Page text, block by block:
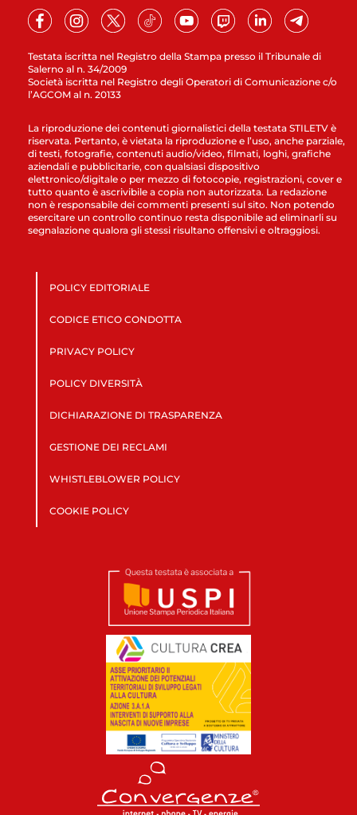
Testata iscritta nel Registro della Stampa presso il Tribunale di
Salerno al n. 34/2009
Società iscritta nel Registro degli Operatori di Comunicazione c/o
l’AGCOM al n. 20133
La riproduzione dei contenuti giornalistici della testata STILETV è
riservata. Pertanto, è vietata la riproduzione e l’uso, anche parziale,
di testi, fotografie, contenuti audio/video, filmati, loghi, grafiche
aziendali e pubblicitarie, con qualsiasi dispositivo
elettronico/digitale o per mezzo di fotocopie, registrazioni, cover e
tutto quanto è ascrivibile a copia non autorizzata. La redazione
non è responsabile dei commenti presenti sul sito. Non potendo
esercitare un controllo continuo resta disponibile ad eliminarli su
segnalazione qualora gli stessi risultano offensivi e oltraggiosi.
POLICY EDITORIALE
CODICE ETICO CONDOTTA
PRIVACY POLICY
POLICY DIVERSITÀ
DICHIARAZIONE DI TRASPARENZA
GESTIONE DEI RECLAMI
WHISTLEBLOWER POLICY
COOKIE POLICY